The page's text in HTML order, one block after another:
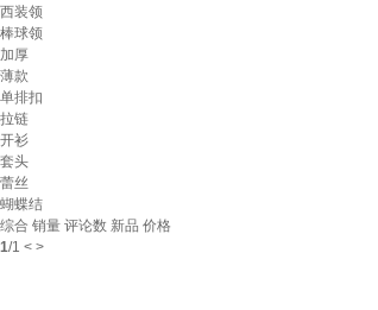
西装领
棒球领
加厚
薄款
单排扣
拉链
开衫
套头
蕾丝
蝴蝶结
综合 销量 评论数 新品 价格
1/1 < >